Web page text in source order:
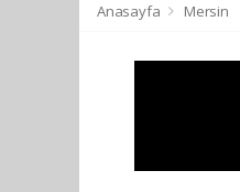
Anasayfa Mersin